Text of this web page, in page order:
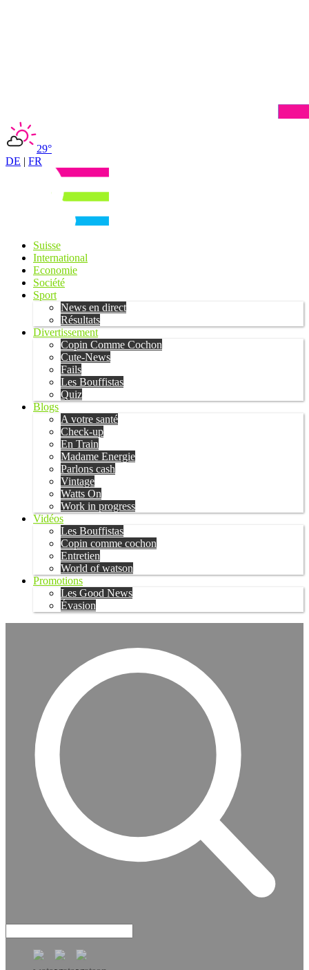
29°
DE | FR
Suisse
International
Economie
Société
Sport
News en direct
Résultats
Divertissement
Copin Comme Cochon
Cute-News
Fails
Les Bouffistas
Quiz
Blogs
A votre santé
Check-up
En Train
Madame Energie
Parlons cash
Vintage
Watts On
Work in progress
Vidéos
Les Bouffistas
Copin comme cochon
Entretien
World of watson
Promotions
Les Good News
Évasion